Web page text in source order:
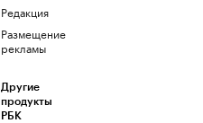
Редакция
Размещение
рекламы
Другие
продукты
РБК